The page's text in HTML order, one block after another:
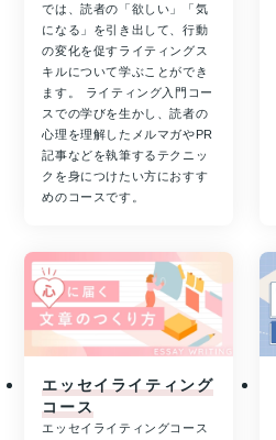
では、読者の「欲しい」「気
になる」を引き出して、行動
の変化を促すライティングス
キルについて学ぶことができ
ます。 ライティング入門コー
スでの学びを生かし、読者の
心理を理解したメルマガやPR
記事などを執筆するテクニッ
クを身につけたい方におすす
めのコースです。
エッセイライティング
コース
エッセイライティングコース